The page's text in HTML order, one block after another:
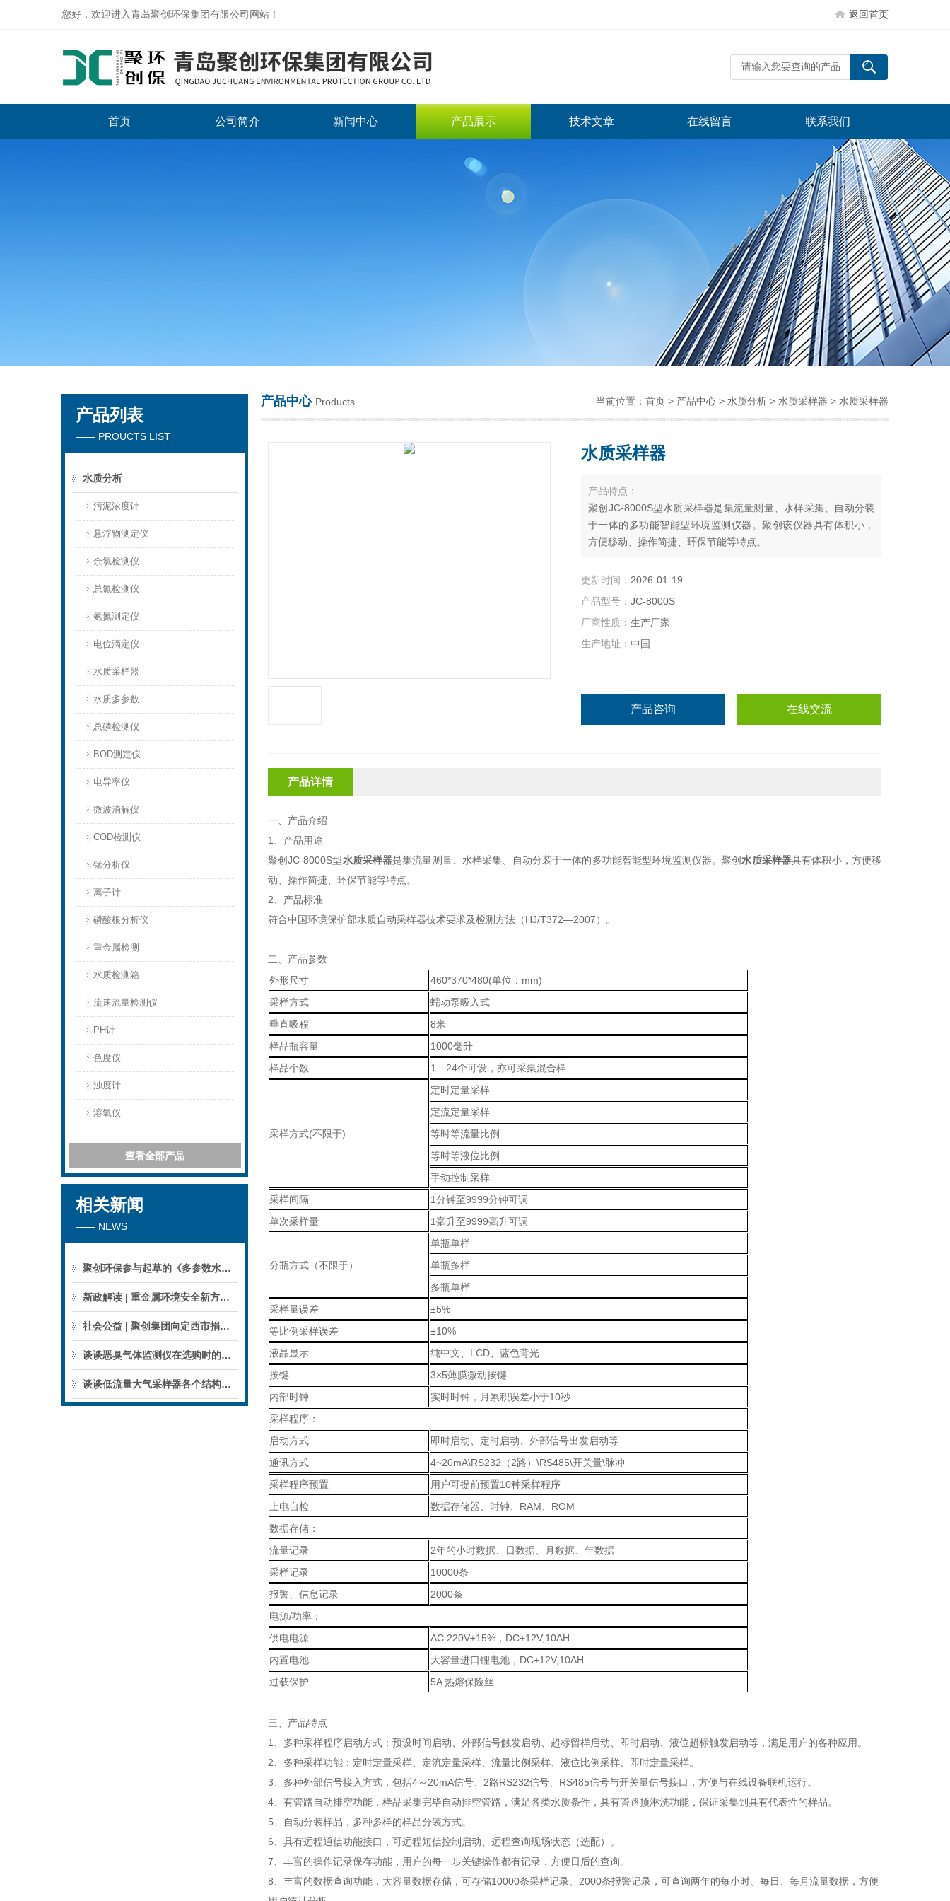
您好，欢迎进入青岛聚创环保集团有限公司网站！ 返回首页
首页 公司简介 新闻中心 产品展示 技术文章 在线留言 联系我们
产品列表
—— PROUCTS LIST
水质分析
污泥浓度计
悬浮物测定仪
余氯检测仪
总氮检测仪
氨氮测定仪
电位滴定仪
水质采样器
水质多参数
总磷检测仪
BOD测定仪
电导率仪
微波消解仪
COD检测仪
锰分析仪
离子计
磷酸根分析仪
重金属检测
水质检测箱
流速流量检测仪
PH计
色度仪
浊度计
溶氧仪
查看全部产品
相关新闻
—— NEWS
聚创环保参与起草的《多参数水质分析仪》团标正式公布，促进国产仪器创新升级
新政解读 | 重金属环境安全新方案来了，聚焦5省21市！
社会公益 | 聚创集团向定西市捐赠检验检测仪器设备
谈谈恶臭气体监测仪在选购时的建议和指南
谈谈低流量大气采样器各个结构的特点
产品中心 Products 当前位置： 首页 > 产品中心 > 水质分析 > 水质采样器 > 水质采样器
水质采样器
产品特点：
聚创JC-8000S型水质采样器是集流量测量、水样采集、自动分装
于一体的多功能智能型环境监测仪器。聚创该仪器具有体积小，
方便移动、操作简捷、环保节能等特点。
更新时间： 2026-01-19
产品型号： JC-8000S
厂商性质： 生产厂家
生产地址： 中国
产品咨询 在线交流
产品详情
一、产品介绍
1、产品用途
聚创JC-8000S型水质采样器是集流量测量、水样采集、自动分装于一体的多功能智能型环境监测仪器。聚创水质采样器具有体积小，方便移
动、操作简捷、环保节能等特点。
2、产品标准
符合中国环境保护部水质自动采样器技术要求及检测方法（HJ/T372—2007）。
二、产品参数
外形尺寸
460*370*480(单位：mm)
采样方式
蠕动泵吸入式
垂直吸程
8米
样品瓶容量
1000毫升
样品个数
1—24个可设，亦可采集混合样
采样方式(不限于)
定时定量采样
定流定量采样
等时等流量比例
等时等液位比例
手动控制采样
采样间隔
1分钟至9999分钟可调
单次采样量
1毫升至9999毫升可调
分瓶方式（不限于）
单瓶单样
单瓶多样
多瓶单样
采样量误差
±5%
等比例采样误差
±10%
液晶显示
纯中文、LCD、蓝色背光
按键
3×5薄膜微动按键
内部时钟
实时时钟，月累积误差小于10秒
采样程序：
启动方式
即时启动、定时启动、外部信号出发启动等
通讯方式
4~20mA\RS232（2路）\RS485\开关量\脉冲
采样程序预置
用户可提前预置10种采样程序
上电自检
数据存储器、时钟、RAM、ROM
数据存储：
流量记录
2年的小时数据、日数据、月数据、年数据
采样记录
10000条
报警、信息记录
2000条
电源/功率：
供电电源
AC:220V±15%，DC+12V,10AH
内置电池
大容量进口锂电池，DC+12V,10AH
过载保护
5A 热熔保险丝
三、产品特点
1、多种采样程序启动方式：预设时间启动、外部信号触发启动、超标留样启动、即时启动、液位超标触发启动等，满足用户的各种应用。
2、多种采样功能：定时定量采样、定流定量采样、流量比例采样、液位比例采样、即时定量采样。
3、多种外部信号接入方式，包括4～20mA信号、2路RS232信号、RS485信号与开关量信号接口，方便与在线设备联机运行。
4、有管路自动排空功能，样品采集完毕自动排空管路，满足各类水质条件，具有管路预淋洗功能，保证采集到具有代表性的样品。
5、自动分装样品，多种多样的样品分装方式。
6、具有远程通信功能接口，可远程短信控制启动、远程查询现场状态（选配）。
7、丰富的操作记录保存功能，用户的每一步关键操作都有记录，方便日后的查询。
8、丰富的数据查询功能，大容量数据存储，可存储10000条采样记录、2000条报警记录，可查询两年的每小时、每日、每月流量数据，方便